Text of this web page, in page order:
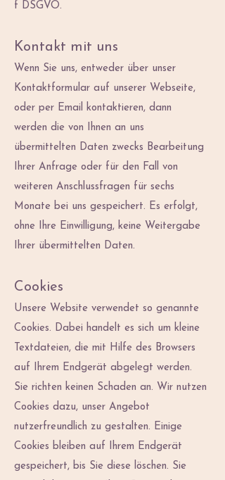
f DSGVO.
Kontakt mit uns
Wenn Sie uns, entweder über unser
Kontaktformular auf unserer Webseite,
oder per Email kontaktieren, dann
werden die von Ihnen an uns
übermittelten Daten zwecks Bearbeitung
Ihrer Anfrage oder für den Fall von
weiteren Anschlussfragen für sechs
Monate bei uns gespeichert. Es erfolgt,
ohne Ihre Einwilligung, keine Weitergabe
Ihrer übermittelten Daten.
Cookies
Unsere Website verwendet so genannte
Cookies. Dabei handelt es sich um kleine
Textdateien, die mit Hilfe des Browsers
auf Ihrem Endgerät abgelegt werden.
Sie richten keinen Schaden an. Wir nutzen
Cookies dazu, unser Angebot
nutzerfreundlich zu gestalten. Einige
Cookies bleiben auf Ihrem Endgerät
gespeichert, bis Sie diese löschen. Sie